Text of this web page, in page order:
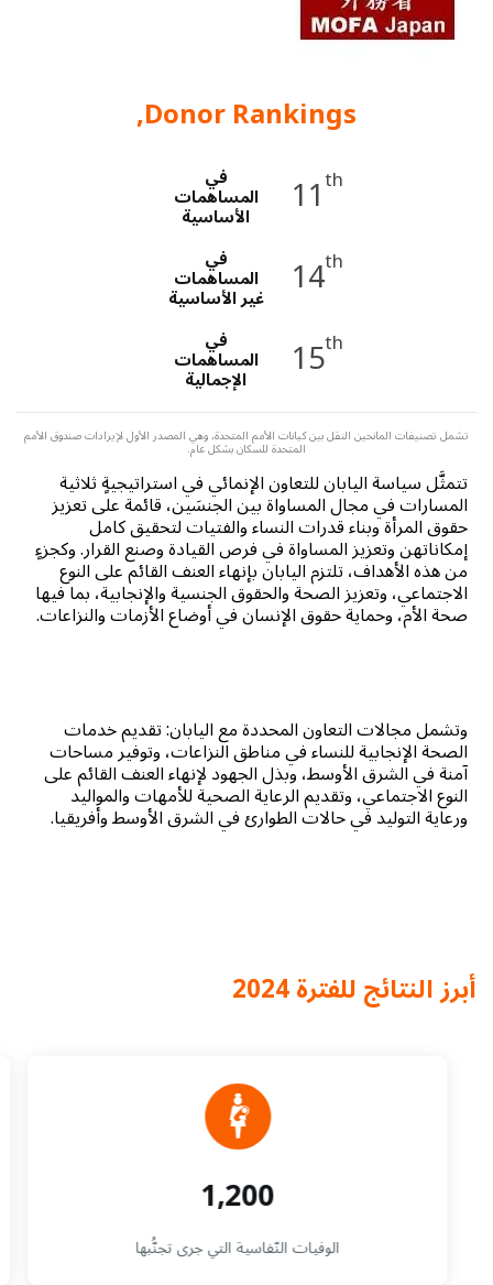
Donor Rankings,
11th في
المساهمات
الأساسية
14th في
المساهمات
غير الأساسية
15th في
المساهمات
الإجمالية
تشمل تصنيفات المانحين النقل بين كيانات الأمم المتحدة، وهي المصدر الأول لإيرادات صندوق الأمم
المتحدة للسكان بشكل عام.
تتمثَّل سياسة اليابان للتعاون الإنمائي في استراتيجيةٍ ثلاثية
المسارات في مجال المساواة بين الجنسَين، قائمة على تعزيز
حقوق المرأة وبناء قدرات النساء والفتيات لتحقيق كامل
إمكاناتهن وتعزيز المساواة في فرص القيادة وصنع القرار. وكجزءٍ
من هذه الأهداف، تلتزم اليابان بإنهاء العنف القائم على النوع
الاجتماعي، وتعزيز الصحة والحقوق الجنسية والإنجابية، بما فيها
صحة الأم، وحماية حقوق الإنسان في أوضاع الأزمات والنزاعات.
وتشمل مجالات التعاون المحددة مع اليابان: تقديم خدمات
الصحة الإنجابية للنساء في مناطق النزاعات، وتوفير مساحات
آمنة في الشرق الأوسط، وبذل الجهود لإنهاء العنف القائم على
النوع الاجتماعي، وتقديم الرعاية الصحية للأمهات والمواليد
ورعاية التوليد في حالات الطوارئ في الشرق الأوسط وأفريقيا.
أبرز النتائج للفترة 2024
1,200
الوفيات النّفاسية التي جرى تجنُّبها